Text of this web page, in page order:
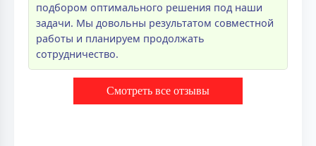
подбором оптимального решения под наши
задачи. Мы довольны результатом совместной
работы и планируем продолжать
сотрудничество.
Смотреть все отзывы